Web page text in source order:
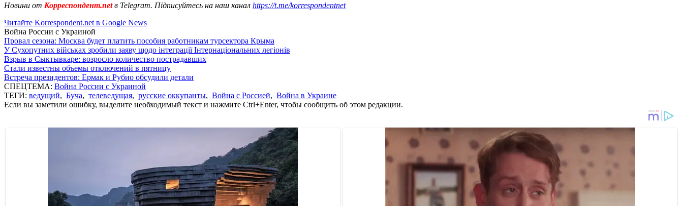
Новини от Корреспондент.netв Telegram. Підписуйтесь на наш канал https://t.me/korrespondentnet
Читайте Korrespondent.net в Google News
Война России с Украиной
Провал сезона: Москва будет платить пособия работникам турсектора Крыма
У Сухопутних військах зробили заяву щодо інтеграції Інтернаціональних легіонів
Взрыв в Сыктывкаре: возросло количество пострадавших
Стали известны объемы отключений в пятницу
Встреча президентов: Ермак и Рубио обсудили детали
СПЕЦТЕМА: Война России с Украиной
ТЕГИ: ведущий, Буча, телеведущая, русские оккупанты, Война с Россией, Война в Украине
Если вы заметили ошибку, выделите необходимый текст и нажмите Ctrl+Enter, чтобы сообщить об этом редакции.